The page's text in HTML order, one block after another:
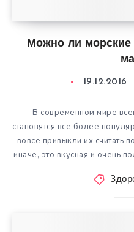
Можно ли
19.12.2016
В современном мире
становятся все более
вовсе привыкли их считать
иначе, это вкусная и очень